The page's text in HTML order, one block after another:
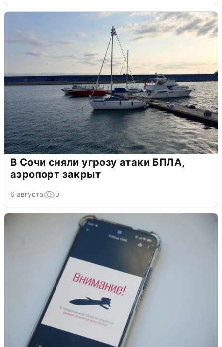
В Сочи сняли угрозу атаки БПЛА,
аэропорт закрыт
6 августа 0